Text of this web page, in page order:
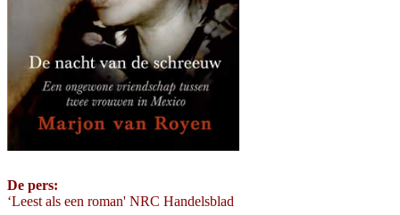
De pers:
‘Leest als een roman' NRC Handelsblad